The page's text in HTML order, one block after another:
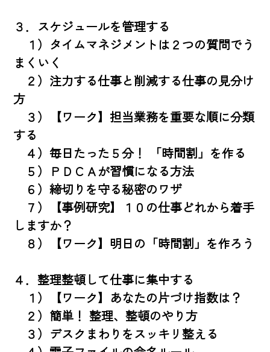
３．スケジュールを管理する
１）タイムマネジメントは２つの質問でう
まくいく
２）注力する仕事と削減する仕事の見分け
方
３）【ワーク】担当業務を重要な順に分類
する
４）毎日たった５分！ 「時間割」を作る
５）ＰＤＣＡが習慣になる方法
６）締切りを守る秘密のワザ
７）【事例研究】１０の仕事どれから着手
しますか？
８）【ワーク】明日の「時間割」を作ろう
４．整理整頓して仕事に集中する
１）【ワーク】あなたの片づけ指数は？
２）簡単！ 整理、整頓のやり方
３）デスクまわりをスッキリ整える